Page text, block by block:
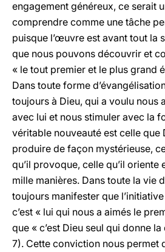
engagement généreux, ce serait
comprendre comme une tâche
puisque l’œuvre est avant tout la
que nous pouvons découvrir et
« le tout premier et le plus grand
Dans toute forme
toujours à Dieu, qui a voulu nous
avec lui et nous stimuler avec la
véritable nouveauté est celle que
produire de façon mystérieuse,
qu’il provoque, celle qu’il oriente
mille manières. Dans toute la vie
toujours manifester que
c’est « lui qui nous a aimés le
que « c’est Dieu seul qui donne
7). Cette conviction nous permet